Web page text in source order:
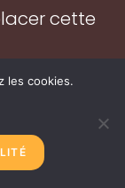
cette
le
les
les cookies.